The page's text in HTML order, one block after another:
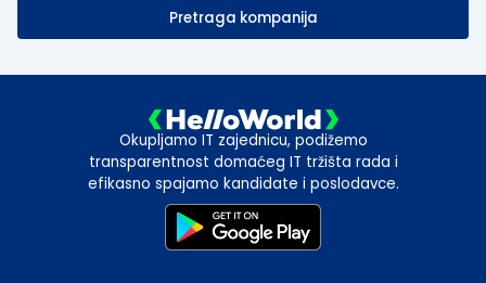
Pretraga kompanija
Okupljamo IT zajednicu, podižemo
transparentnost domaćeg IT tržišta rada i
efikasno spajamo kandidate i poslodavce.